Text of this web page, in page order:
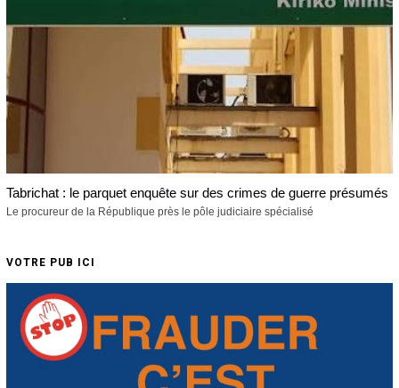
Tabrichat : le parquet enquête sur des crimes de guerre présumés
Le procureur de la République près le pôle judiciaire spécialisé
VOTRE PUB ICI